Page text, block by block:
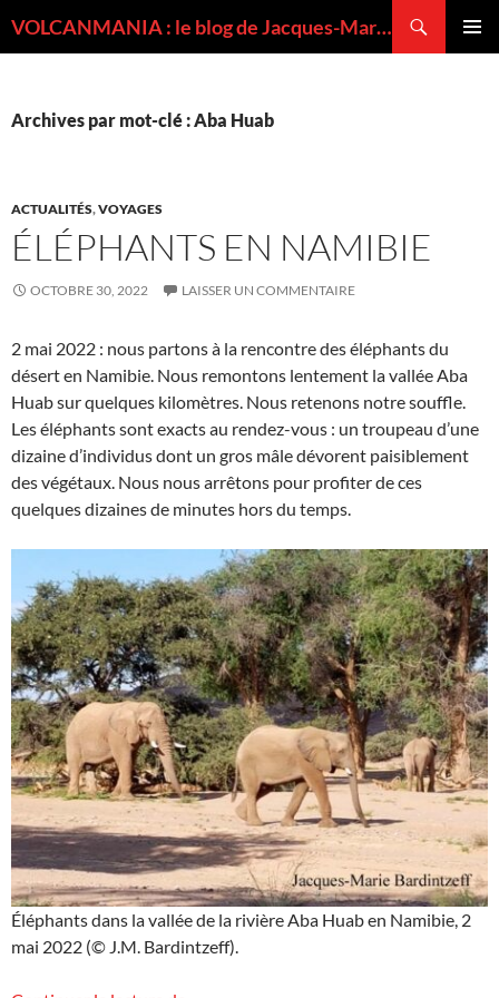
VOLCANMANIA : le blog de Jacques-Marie BARDINTZEFF, volcanologue
Archives par mot-clé : Aba Huab
ACTUALITÉS,VOYAGES
ÉLÉPHANTS EN NAMIBIE
OCTOBRE 30, 2022 LAISSER UN COMMENTAIRE
2 mai 2022 : nous partons à la rencontre des éléphants du
désert en Namibie. Nous remontons lentement la vallée Aba
Huab sur quelques kilomètres. Nous retenons notre souffle.
Les éléphants sont exacts au rendez-vous : un troupeau d’une
dizaine d’individus dont un gros mâle dévorent paisiblement
des végétaux. Nous nous arrêtons pour profiter de ces
quelques dizaines de minutes hors du temps.
Éléphants dans la vallée de la rivière Aba Huab en Namibie, 2
mai 2022 (© J.M. Bardintzeff).